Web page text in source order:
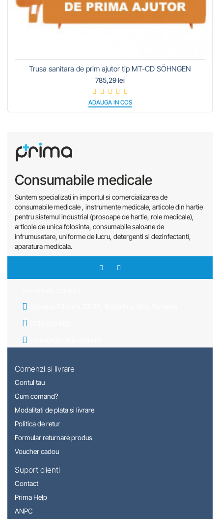
Trusa sanitara de prim ajutor tip MT-CD SÖHNGEN
785,29 lei
ADAUGA IN COS
Consumabile medicale
Suntem specializati in importul si comercializarea de
consumabile medicale , instrumente medicale, articole din hartie
pentru sistemul industrial (prosoape de hartie, role medicale),
articole de unica folosinta, consumabile saloane de
infrumusetare, uniforme de lucru, detergenti si dezinfectanti,
aparatura medicala.
Comenzi si livrare
Contul tau
Cum comand?
Modalitati de plata si livrare
Politica de retur
Formular returnare produs
Voucher cadou
Suport clienti
Contact
Prima Help
ANPC